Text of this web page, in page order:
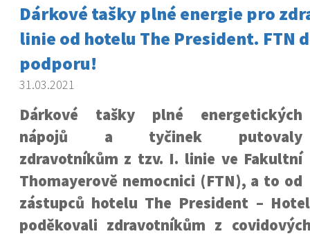
Dárkové tašky plné energie pro
linie od hotelu The President. FTN
podporu!
31.03.2021
Dárkové tašky plné energetických
nápojů a tyčinek putovaly
zdravotníkům z tzv. I. linie ve Fakultní
Thomayerově nemocnici (FTN), a to od
zástupců hotelu The President –
poděkovali zdravotníkům z